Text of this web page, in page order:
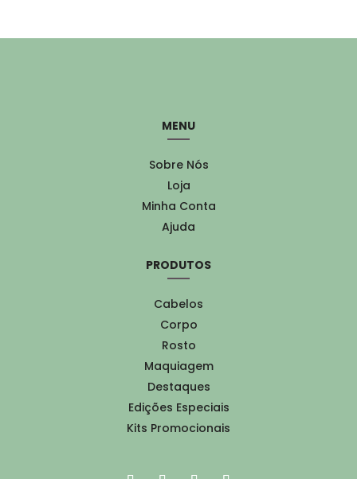
MENU
Sobre Nós
Loja
Minha Conta
Ajuda
PRODUTOS
Cabelos
Corpo
Rosto
Maquiagem
Destaques
Edições Especiais
Kits Promocionais